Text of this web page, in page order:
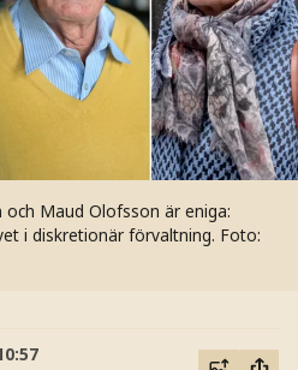
Maud Olofsson är eniga:
i diskretionär förvaltning. Foto: